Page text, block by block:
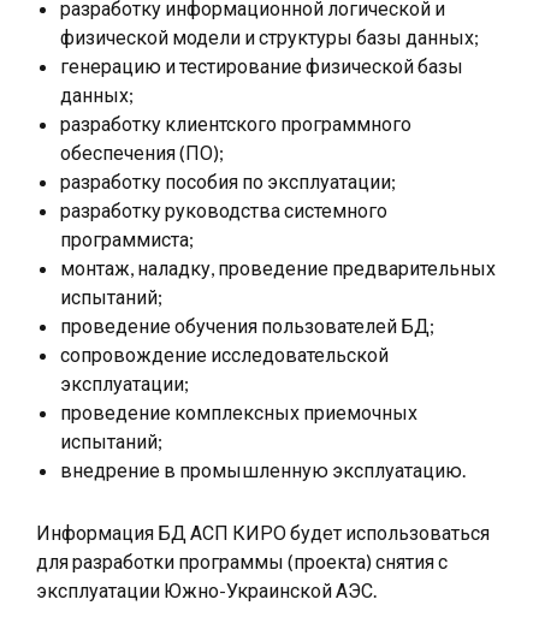
разработку информационной логической и
физической модели и структуры базы данных;
генерацию и тестирование физической базы
данных;
разработку клиентского программного
обеспечения (ПО);
разработку пособия по эксплуатации;
разработку руководства системного
программиста;
монтаж, наладку, проведение предварительных
испытаний;
проведение обучения пользователей БД;
сопровождение исследовательской
эксплуатации;
проведение комплексных приемочных
испытаний;
внедрение в промышленную эксплуатацию.
Информация БД АСП КИРО будет использоваться
для разработки программы (проекта) снятия с
эксплуатации Южно-Украинской АЭС.